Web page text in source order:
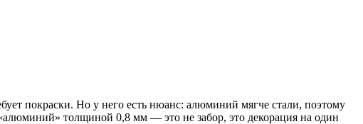
покраски. Но у него есть нюанс: алюминий мягче стали, поэтому
толщиной 0,8 мм — это не забор, это декорация на один